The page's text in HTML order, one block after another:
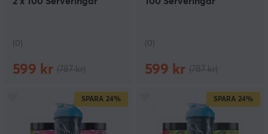
(0)
599 kr
(0)
599 kr
SPARA 24% SPARA 24%